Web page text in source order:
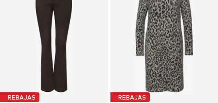
REBAJAS REBAJAS